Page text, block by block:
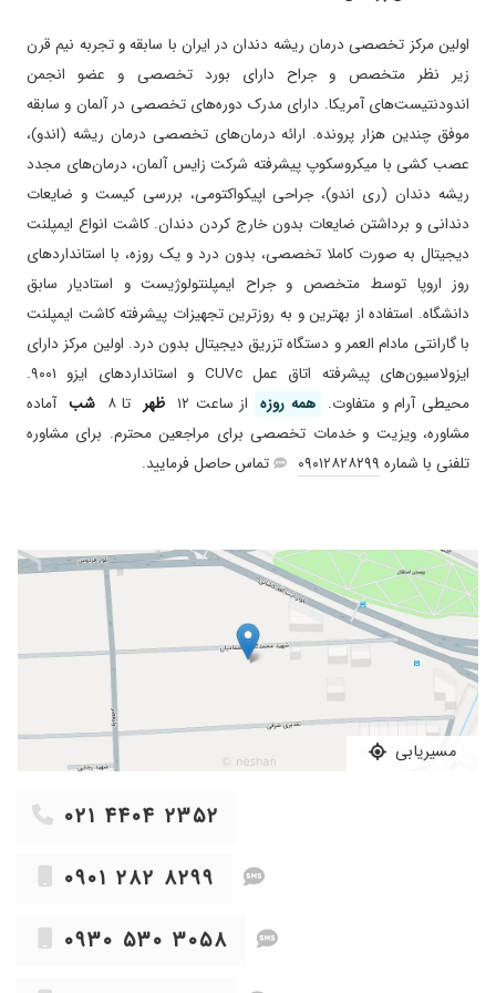
حتما پیشنهاد میشه و امیدوارم خانم دکتر وثوقی
عزیز وآقای دکتر بزرگوار همیشه سلامت و تندرست
باشند
برای درمان ریشه به خانم دکتر مراجعه کردم و با
تشخیص درست درمان من رو انجام دادن ممنونم
ازشون دیگه دردی ندارم
۱۴۰۴/۰۷/۰۱
خواهرزاده ام دندون عقل کشیده بود و راضی بود ۱۴۰۴/۰۱/۲۴
خانم دکتر بسیار مهربان کاربلد حرفه ای با رعایت
کامل پروتکلهای بهداشتی کارشون بسیار خوب
هستش از طرفی برنامه ریزی و ساعت دقیق حضور
بدون معطلی توسط مسول مطب ایشان سرکار خانم
سمیرا عباسی انجام می شود
۱۴۰۵/۰۲/۱۴
جراحی لثه و دراوردن توده ی چرکی
خانم دکتر و تیمشون واقعا فوق العاده بودند من که
از دندونپزشکی همش میترسیدم طوری برخورد
کردن و کار انجام دادن که پشت سر هم رفتم کارمو
انجام دادن منشی و دستیار خیلی خوب و خانمی
۱۴۰۵/۰۳/۲۴
ریشه دندان من رو انجام دادن.بسیار ممنونم از دکتر
میترا وثوقی و تیم مجرب و کارآزموده ایشان.توصیه
میکنم حتما حتما برای درمان دندانپزشکی به
کلینیک دکتر وثوقی مراجعه کنید.ایشان برای درمان
بسیار وقت میگذارند و بسیار کار بلد هستند.حتی
بسته و دندان بهتر است کشیده شود ولی ابشان
درمان را با موفقیت انجام دادند.حتما پیشنهاد میکنم
به همه .عالی هستند و پزشک متعهد
ولی خوب انجام نشده بود و ایشون اصلاح کردند،
مشخصه که تو کارشون مهارت دارند و تشخیصشون
۱۴۰۴/۰۴/۰۸
۱۴۰۵/۰۳/۱۹
باشند. خدمات مرکز تخصصی دکتر میترا وثوقی شامل مشاوره و طرح درمان
تخصصی و کمیسیون های تخصصی و تزریق دیجیتال بی حسی بدون درد
و درمان تخصصی ریشه دندان ها با دستگاه کاملا دیجیتال روت زد ایکس
کشور ژاپن و بدون درد و با دقت بسیار بالا و خارج کردن کیست و ضایعه
های دندانی با دستگاه التراسونیک و پیزو سرجری مکترون ایتالیا، جراحی
های تخصصی اپیکواکتومی و از بین بردن ضایعه انتهای ریشه دندان و
عصب کشی دندان های دارای ریشه های کرو دار و ریشه های تخصصی و
کاشت ایمپلنت با متد روز اروپا و کاملا بدون درد و تمامی خدمات های
تخصصی دیگر دندانپزشکی با گارانتی درمان را نیز دارا می باشد. نظرات و
انتقادات سازنده شما عزیزان به این مرکز تخصصی درمانی در سایت نوبت
دات آی آر ما را در ارائه هرچه بهتر خدمات یاری می کند. با احترام و سپاس
از اعتماد شما مراجعین محترم.
اولین مرکز تخصصی درمان ریشه دندان در ایران با سابقه و تجربه نیم قرن
زیر نظر متخصص و جراح دارای بورد تخصصی و عضو انجمن
اندودنتیست‌های آمریکا. دارای مدرک دوره‌های تخصصی در آلمان و سابقه
موفق چندین هزار پرونده. ارائه درمان‌های تخصصی درمان ریشه (اندو)،
عصب کشی با میکروسکوپ پیشرفته شرکت زایس آلمان، درمان‌های مجدد
ریشه دندان (ری اندو)، جراحی اپیکواکتومی، بررسی کیست و ضایعات
دندانی و برداشتن ضایعات بدون خارج کردن دندان. کاشت انواع ایمپلنت
دیجیتال به صورت کاملا تخصصی، بدون درد و یک روزه، با استاندارد‌های
روز اروپا توسط متخصص و جراح ایمپلنتولوژیست و استادیار سابق
دانشگاه. استفاده از بهترین و به روز‌ترین تجهیزات پیشرفته کاشت ایمپلنت
با گارانتی مادام العمر و دستگاه تزریق دیجیتال بدون درد. اولین مرکز دارای
ایزولاسیون‌های پیشرفته اتاق عمل CUVc و استاندارد‌های ایزو ۹۰۰۱.
محیطی آرام و متفاوت. همه روزه از ساعت ۱۲ ظهر تا ۸ شب آماده
مشاوره، ویزیت و خدمات تخصصی برای مراجعین محترم. برای مشاوره
تلفنی با شماره ۰۹۰۱۲۸۲۸۲۹۹ تماس حاصل فرمایید.
مسیریابی
۰۲۱ ۴۴۰۴ ۲۳۵۲
۰۹۰۱ ۲۸۲ ۸۲۹۹
۰۹۳۰ ۵۳۰ ۳۰۵۸